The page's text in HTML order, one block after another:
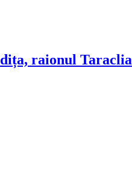
raionul Taraclia